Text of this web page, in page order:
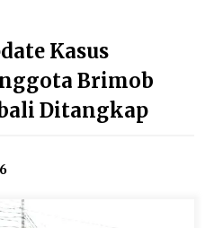
HUT ke-81 RI, Lapas
Tangerang Ikuti Donor
Fun Walk Kementerian
dan Pemasyarakatan
Layar Percepat
Perseroan Perorangan
Usaha di Maluku Utara
Kasus
Brimob
Ditangkap